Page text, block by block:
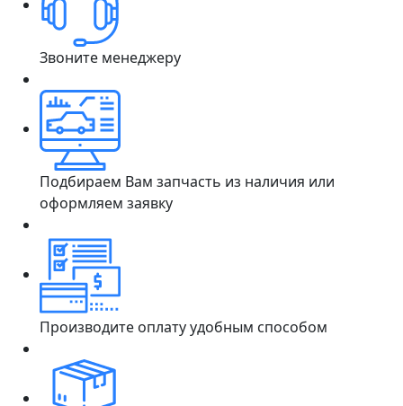
Звоните менеджеру
Подбираем Вам запчасть из наличия или
оформляем заявку
Производите оплату удобным способом